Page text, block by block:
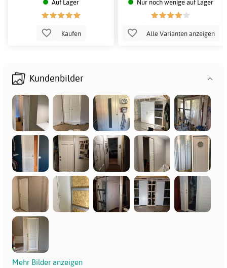
Auf Lager
Kaufen
Nur noch wenige auf Lager
Alle Varianten anzeigen
Kundenbilder
Mehr Bilder anzeigen